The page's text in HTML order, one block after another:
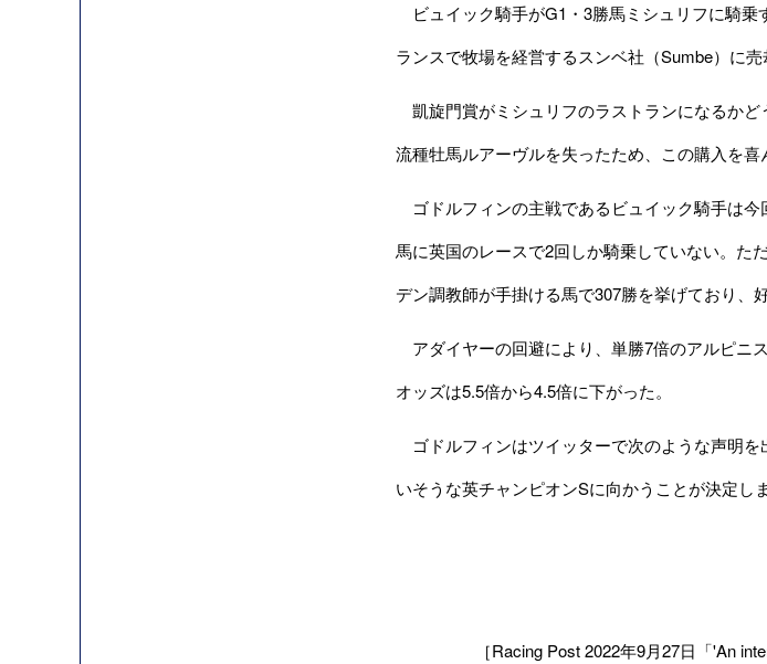
ビュイック騎手がG1・3勝馬ミシュリフに騎乗
ランスで牧場を経営するスンベ社（Sumbe）に売
凱旋門賞がミシュリフのラストランになるか
流種牡馬ルアーヴルを失ったため、この購入を喜
ゴドルフィンの主戦であるビュイック騎手は
馬に英国のレースで2回しか騎乗していない。た
デン調教師が手掛ける馬で307勝を挙げており、
アダイヤーの回避により、単勝7倍のアルピニ
オッズは5.5倍から4.5倍に下がった。
ゴドルフィンはツイッターで次のような声明
いそうな英チャンピオンSに向かうことが決定しま
［Racing Post 2022年9月27日「'An